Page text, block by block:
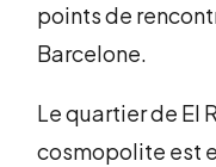
points de
Barcelone.
Le quartier de El
cosmopolite est